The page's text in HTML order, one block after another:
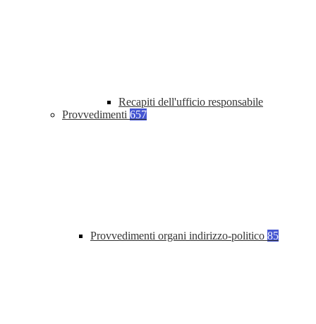
Recapiti dell'ufficio responsabile
Provvedimenti 657
Provvedimenti organi indirizzo-politico 85